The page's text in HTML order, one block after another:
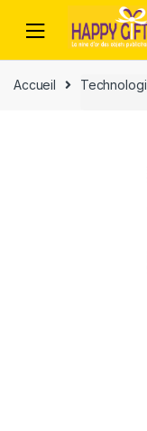
Accueil